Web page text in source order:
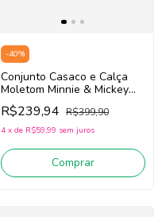
-40%
Conjunto Casaco e Calça
Moletom Minnie & Mickey
Infantil Menina Animé P6491
(Bege)
R$239,94 R$399,90
4 x de R$59,99 sem juros
Comprar